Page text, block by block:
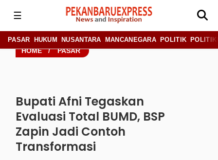
☰
PASAR HUKUM NUSANTARA MANCANEGARA POLITIK
HOME / PASAR
Bupati Afni Tegaskan
Evaluasi Total BUMD, BSP
Zapin Jadi Contoh
Transformasi